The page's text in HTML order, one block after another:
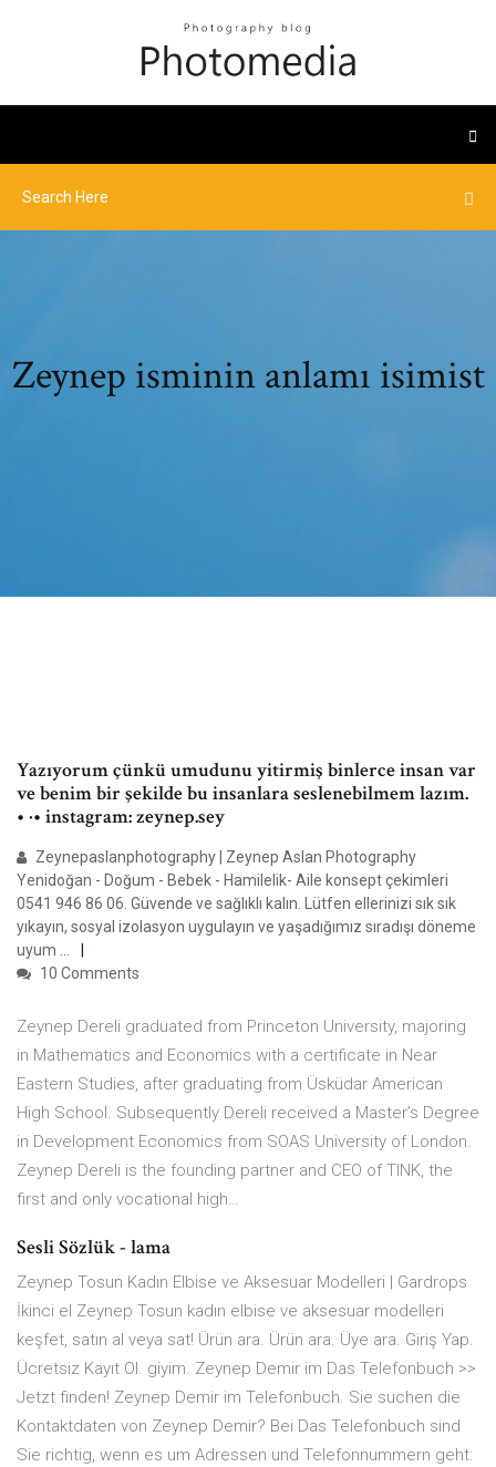
Zeynep isminin anlamı isimist
Yazıyorum çünkü umudunu yitirmiş binlerce insan var
ve benim bir şekilde bu insanlara seslenebilmem lazım.
• ·• instagram: zeynep.sey
Zeynepaslanphotography | Zeynep Aslan Photography
Yenidoğan - Doğum - Bebek - Hamilelik- Aile konsept çekimleri
0541 946 86 06. Güvende ve sağlıklı kalın. Lütfen ellerinizi sık sık
yıkayın, sosyal izolasyon uygulayın ve yaşadığımız sıradışı döneme
uyum …
10 Comments
Zeynep Dereli graduated from Princeton University, majoring
in Mathematics and Economics with a certificate in Near
Eastern Studies, after graduating from Üsküdar American
High School. Subsequently Dereli received a Master’s Degree
in Development Economics from SOAS University of London.
Zeynep Dereli is the founding partner and CEO of TINK, the
first and only vocational high…
Sesli Sözlük - lama
Zeynep Tosun Kadın Elbise ve Aksesuar Modelleri | Gardrops
İkinci el Zeynep Tosun kadın elbise ve aksesuar modelleri
keşfet, satın al veya sat! Ürün ara. Ürün ara. Üye ara. Giriş Yap.
Ücretsiz Kayıt Ol. giyim. Zeynep Demir im Das Telefonbuch >>
Jetzt finden! Zeynep Demir im Telefonbuch. Sie suchen die
Kontaktdaten von Zeynep Demir? Bei Das Telefonbuch sind
Sie richtig, wenn es um Adressen und Telefonnummern geht: